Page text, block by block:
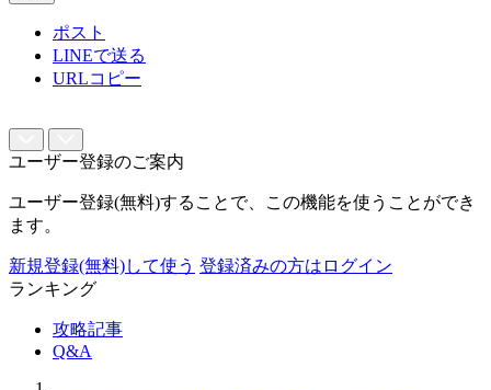
ポスト
LINEで送る
URLコピー
ユーザー登録のご案内
ユーザー登録(無料)することで、この機能を使うことができ
ます。
新規登録(無料)して使う 登録済みの方はログイン
ランキング
攻略記事
Q&A